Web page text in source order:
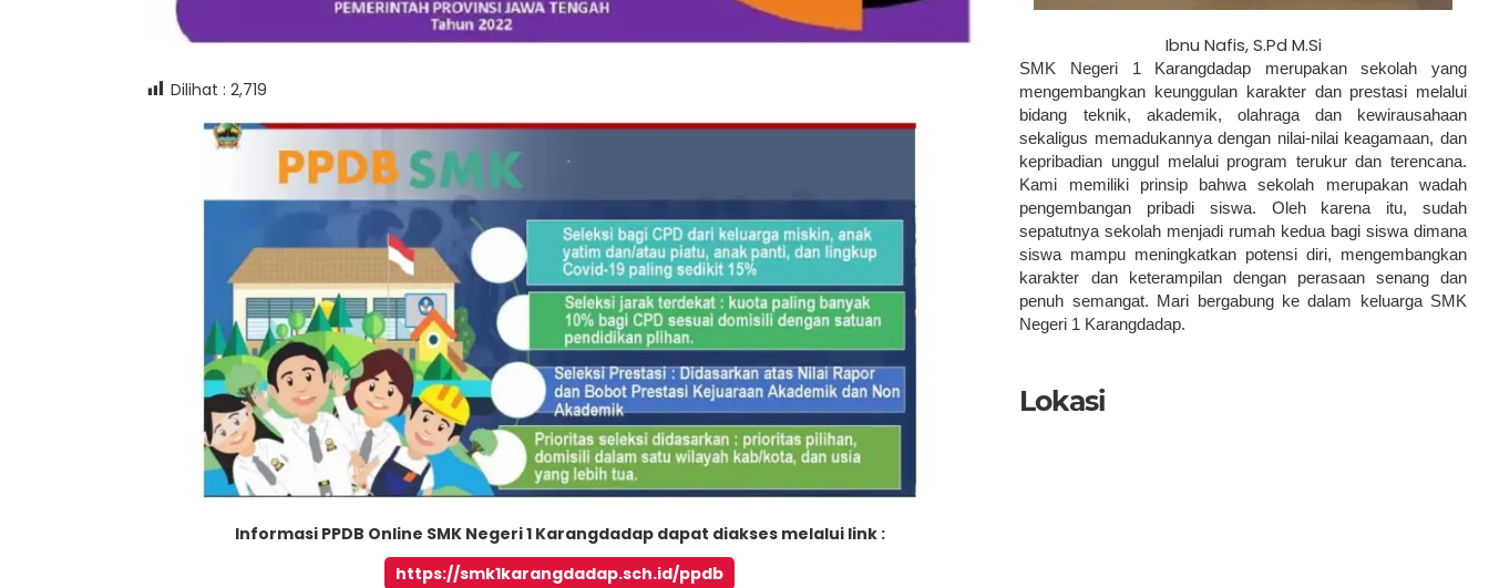
Dilihat : 2,719
Informasi PPDB Online SMK Negeri 1 Karangdadap dapat diakses melalui link :
https://smk1karangdadap.sch.id/ppdb
Ibnu Nafis, S.Pd M.Si
SMK Negeri 1 Karangdadap merupakan sekolah yang
mengembangkan keunggulan karakter dan prestasi melalui
bidang teknik, akademik, olahraga dan kewirausahaan
sekaligus memadukannya dengan nilai-nilai keagamaan, dan
kepribadian unggul melalui program terukur dan terencana.
Kami memiliki prinsip bahwa sekolah merupakan wadah
pengembangan pribadi siswa. Oleh karena itu, sudah
sepatutnya sekolah menjadi rumah kedua bagi siswa dimana
siswa mampu meningkatkan potensi diri, mengembangkan
karakter dan keterampilan dengan perasaan senang dan
penuh semangat. Mari bergabung ke dalam keluarga SMK
Negeri 1 Karangdadap.
Lokasi